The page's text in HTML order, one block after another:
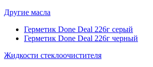
Другие масла
Герметик Done Deal 226г серый
Герметик Done Deal 226г черный
Жидкости стеклоочистителя